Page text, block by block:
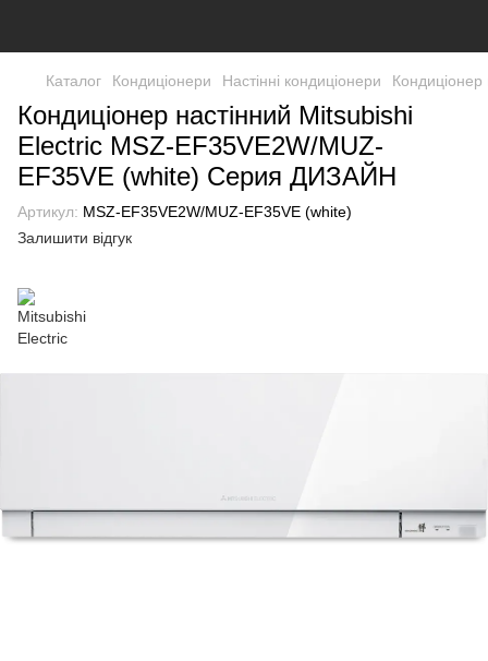
Каталог Кондиціонери Настінні кондиціонери
Кондиціонер настінний Mitsubishi
Electric MSZ-EF35VE2W/MUZ-
EF35VE (white) Серия ДИЗАЙН
Артикул: MSZ-EF35VE2W/MUZ-EF35VE (white)
Залишити відгук